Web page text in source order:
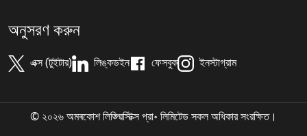
অনুসরণ করুন
এক্স (টুইটার) লিঙ্কডইন ফেসবুক ইনস্টাগ্রাম
© ২০২৬ অমৰকোশ লিঙ্গ্ৱিস্টিক্স প্রা॰ লিমিটেড সকল অধিকার সংরক্ষিত।